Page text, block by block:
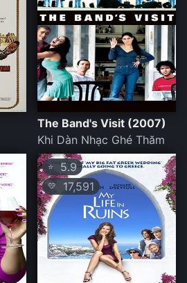
The Band's Visit (2007)
Khi Dàn Nhạc Ghé Thăm
⭐ 5.9
💛 17,591